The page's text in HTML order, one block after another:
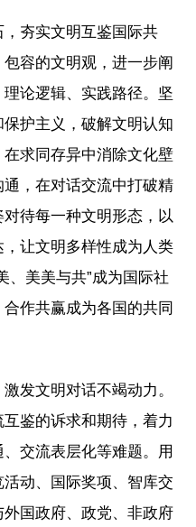
夯实文明互鉴国际共
容的文明观，进一步阐
论逻辑、实践路径。坚
护主义，破解文明认知
求同存异中消除文化壁
，在对话交流中打破精
待每一种文明形态，以
让文明多样性成为人类
、美美与共”成为国际社
作共赢成为各国的共同
发文明对话不竭动力。
鉴的诉求和期待，着力
交流表层化等难题。用
动、国际奖项、智库交
国政府、政党、非政府